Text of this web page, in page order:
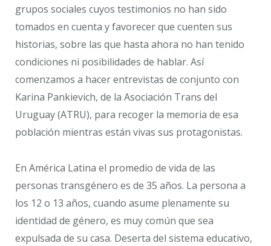
grupos sociales cuyos testimonios no han sido
tomados en cuenta y favorecer que cuenten sus
historias, sobre las que hasta ahora no han tenido
condiciones ni posibilidades de hablar. Así
comenzamos a hacer entrevistas de conjunto con
Karina Pankievich, de la Asociación Trans del
Uruguay (ATRU), para recoger la memoria de esa
población mientras están vivas sus protagonistas.
En América Latina el promedio de vida de las
personas transgénero es de 35 años. La persona a
los 12 o 13 años, cuando asume plenamente su
identidad de género, es muy común que sea
expulsada de su casa. Deserta del sistema educativo,